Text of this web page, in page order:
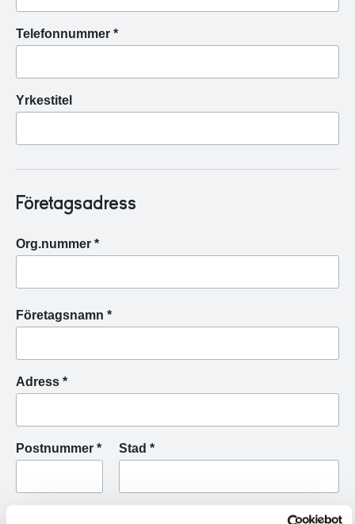
Telefonnummer *
Yrkestitel
Företagsadress
Org.nummer *
Företagsnamn *
Adress *
Postnummer * Stad *